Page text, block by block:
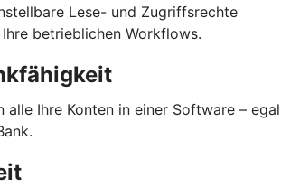
Lese- und Zugriffsrechte
betrieblichen Workflows.
alle Ihre Konten in einer Software – egal